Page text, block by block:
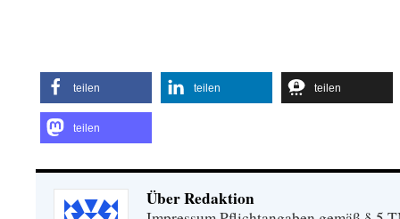
teilen teilen teilen
teilen
Über Redaktion